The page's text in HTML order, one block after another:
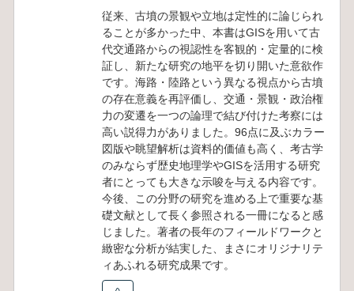
従来、古墳の景観や立地は定性的に論じられ
ることが多かった中、本書はGISを用いて古
代交通路からの視認性を客観的・定量的に検
証し、新たな研究の地平を切り開いた意欲作
です。海路・陸路という異なる視点から古墳
の存在意義を再評価し、交通・景観・政治権
力の変遷を一つの論理で結び付けた考察には
高い説得力がありました。96点に及ぶカラー
図版や眺望解析は資料的価値も高く、考古学
のみならず歴史地理学やGISを活用する研究
者にとっても大きな示唆を与える内容です。
今後、この分野の研究を進める上で重要な基
礎文献として長く参照される一冊になると感
じました。著者の長年のフィールドワークと
緻密な分析が結実した、まさにオリジナリテ
ィあふれる研究成果です。